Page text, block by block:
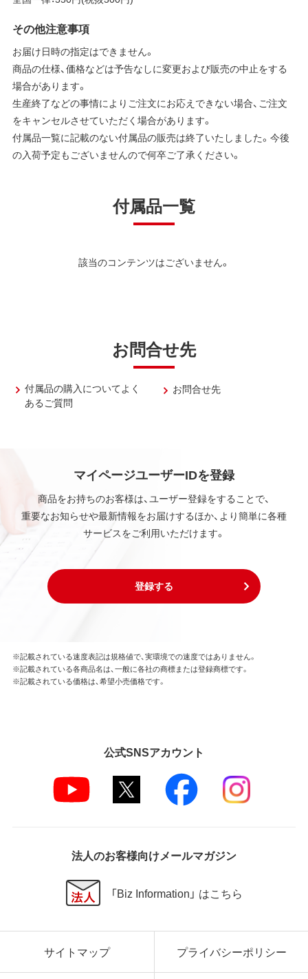
その他注意事項
お届け日時の指定はできません。
商品の仕様、価格などは予告なしに変更および販売の中止をする
場合があります。
生産終了などの事情によりご注文にお応えできない場合、ご注文
をキャンセルさせていただく場合があります。
付属品一覧に記載のない付属品の販売は終了いたしました。今後
の入荷予定もございませんので何卒ご了承ください。
付属品一覧
該当のコンテンツはございません。
お問合せ先
付属品の購入についてよく
あるご質問
お問合せ先
マイページユーザーIDを登録
商品をお持ちのお客様は、ユーザー登録をすることで、
重要なお知らせや最新情報をお届けするほか、より簡単に各種
サービスをご利用いただけます。
登録する
※記載されている速度表記は規格値で、実環境での速度ではありません。
※記載されている各商品名は、一般に各社の商標または登録商標です。
※記載されている価格は、希望小売価格です。
公式SNSアカウント
法人のお客様向けメールマガジン
「Biz Information」 はこちら
サイトマップ プライバシーポリシー